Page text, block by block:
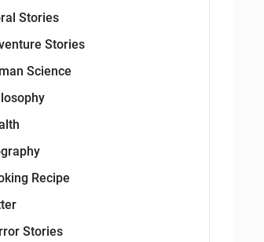
Stories
Stories
Science
Recipe
Stories